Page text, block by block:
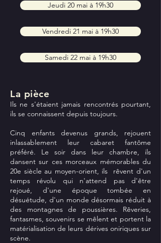
Jeudi 20 mai à 19h30
Vendredi 21 mai à 19h30
Samedi 22 mai à 19h30
La pièce
Ils ne s'étaient jamais rencontrés pourtant,
ils se connaissent depuis toujours.
Cinq enfants devenus grands, rejouent
inlassablement leur cabaret fantôme
préféré. Le soir dans leur chambre, ils
dansent sur ces morceaux mémorables du
20e siècle au moyen-orient, ils rêvent d'un
temps révolu qui n'attend pas d'être
rejoué, d'une époque tombée en
désuétude, d'un monde désormais réduit à
des montagnes de poussières. Rêveries,
fantasmes, souvenirs se mêlent et portent la
matérialisation de leurs dérives oniriques sur
scène.